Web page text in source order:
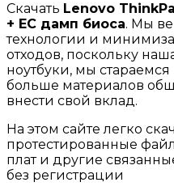
Скачать Lenovo
+ EC дамп биоса. Мы
технологии и
отходов, поскольку
ноутбуки, мы
больше материалов
внести свой вклад.
На этом сайте легко
протестированные
плат и другие
без регистрации